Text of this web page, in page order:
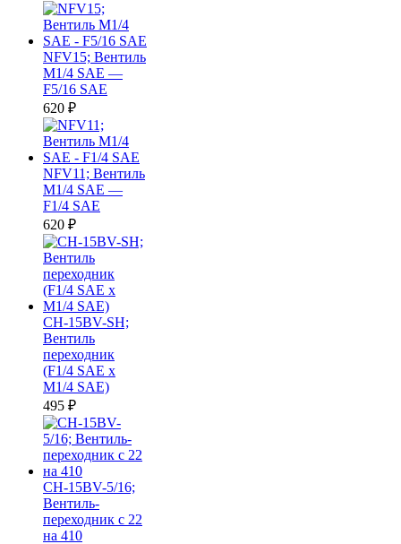
NFV15; Вентиль
M1/4 SAE —
F5/16 SAE
620 ₽
NFV11; Вентиль
M1/4 SAE —
F1/4 SAE
620 ₽
CH-15BV-SH;
Вентиль
переходник
(F1/4 SAE x
M1/4 SAE)
495 ₽
CH-15BV-5/16;
Вентиль-
переходник с 22
на 410